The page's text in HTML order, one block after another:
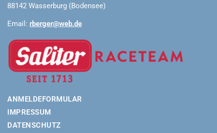
88142 Wasserburg (Bodensee)
Email: rberger@web.de
ANMELDEFORMULAR
IMPRESSUM
DATENSCHUTZ